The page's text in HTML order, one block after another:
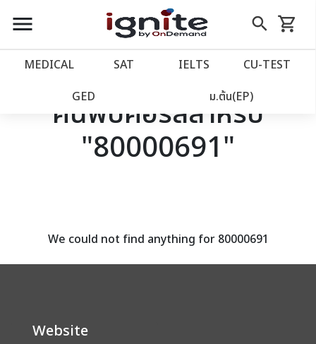
close
account_balance หน้าแรก
เว็บไซต์อิกไนท์
โปรโมชั่น
assignment ลงทะเบียน
menu search
Skip
to
shopping_cart
รถเข็น
MEDICAL SAT IELTS CU‑TEST
GED ม.ต้น(EP)
ค้นพบคอร์สสำหรับ
"80000691"
We could not find anything for 80000691
Website